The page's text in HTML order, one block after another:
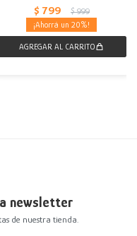
$ 799 $ 999
20
newsletter
de nuestra tienda.